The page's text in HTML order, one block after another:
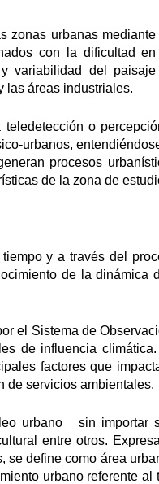
zonas urbanas
con la dificultad
variabilidad del
las áreas industriales.
o
urbanos,
procesos
de la zona de
y a través del
de la
el Sistema de
de influencia
factores que
de servicios ambientales.
urbano sin importar
entre otros.
se define como área
urbano referente